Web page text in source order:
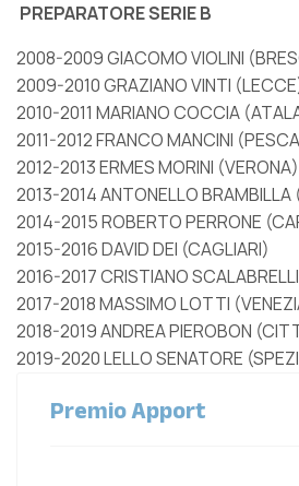
PREPARATORE SERIE B
2008-2009 GIACOMO VIOLINI
2009-2010 GRAZIANO VINTI
2010-2011 MARIANO COCCIA
2011-2012 FRANCO MANCINI
2012-2013 ERMES MORINI (VERONA)
2013-2014 ANTONELLO BRAMBILLA
2014-2015 ROBERTO PERRONE
2015-2016 DAVID DEI (CAGLIARI)
2016-2017 CRISTIANO
2017-2018 MASSIMO LOTTI
2018-2019 ANDREA PIEROBON
2019-2020 LELLO SENATORE
Premio Apport